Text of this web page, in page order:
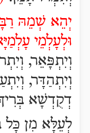
יְהֵא שְׁמֵהּ
וּלְעָלְמֵי
וְיִתְפָּאֵר,
וְיִתְהַדָּר,
דְקֻדְשָׁא
לְעֵלָּא מִן